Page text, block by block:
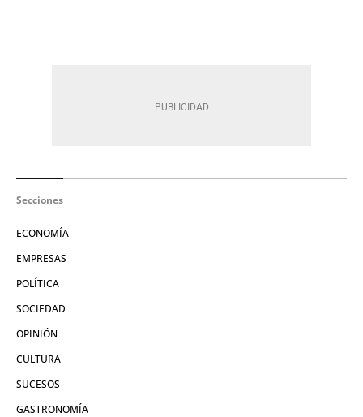
Secciones
ECONOMÍA
EMPRESAS
POLÍTICA
SOCIEDAD
OPINIÓN
CULTURA
SUCESOS
GASTRONOMÍA